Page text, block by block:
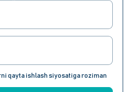
qayta ishlash siyosatiga roziman